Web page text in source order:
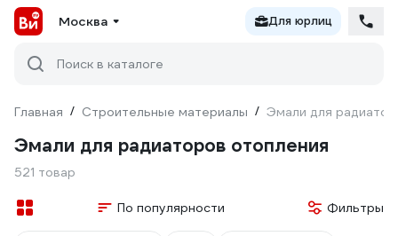
Москва Для юрлиц
Поиск в каталоге
Главная / Строительные материалы / Эмали для
Эмали для радиаторов отопления
521 товар
По популярности Фильтры